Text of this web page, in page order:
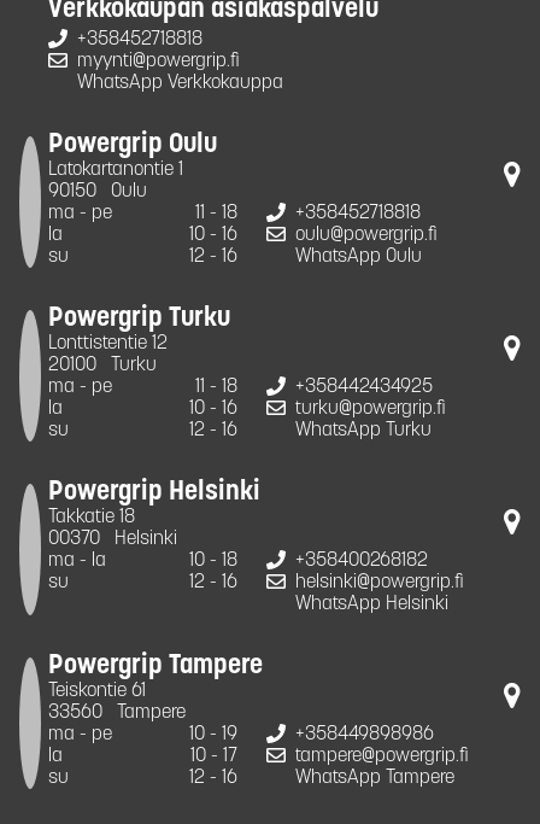
Verkkokaupan asiakaspalvelu
+358452718818
myynti@powergrip.fi
WhatsApp Verkkokauppa
Powergrip Oulu
Latokartanontie 1
90150
Oulu
ma - pe
11 - 18
la
10 - 16
su
12 - 16
+358452718818
oulu@powergrip.fi
WhatsApp Oulu
Powergrip Turku
Lonttistentie 12
20100
Turku
ma - pe
11 - 18
la
10 - 16
su
12 - 16
+358442434925
turku@powergrip.fi
WhatsApp Turku
Powergrip Helsinki
Takkatie 18
00370
Helsinki
ma - la
10 - 18
su
12 - 16
+358400268182
helsinki@powergrip.fi
WhatsApp Helsinki
Powergrip Tampere
Teiskontie 61
33560
Tampere
ma - pe
10 - 19
la
10 - 17
su
12 - 16
+358449898986
tampere@powergrip.fi
WhatsApp Tampere